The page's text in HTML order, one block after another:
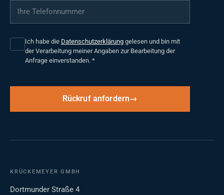
Ihre Telefonnummer
Ich habe die Datenschutzerklärung gelesen und bin mit
der Verarbeitung meiner Angaben zur Bearbeitung der
Anfrage einverstanden. *
Rückruf anfordern
KRÜCKEMEYER GMBH
Dortmunder Straße 4